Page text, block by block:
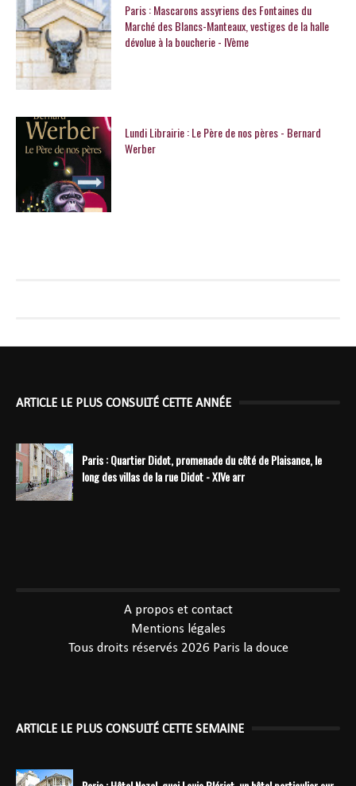
Paris : Mascarons assyriens des Fontaines du
Marché des Blancs-Manteaux, vestiges de la halle
dévolue à la boucherie - IVème
Lundi Librairie : Le Père de nos pères - Bernard
Werber
ARTICLE LE PLUS CONSULTÉ CETTE ANNÉE
Paris : Quartier Didot, promenade du côté de Plaisance, le
long des villas de la rue Didot - XIVe arr
A propos et contact
Mentions légales
Tous droits réservés 2026 Paris la douce
ARTICLE LE PLUS CONSULTÉ CETTE SEMAINE